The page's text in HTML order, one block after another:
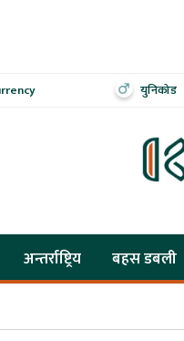
युनिकोड
अन्तर्राष्ट्रिय बहस डबली